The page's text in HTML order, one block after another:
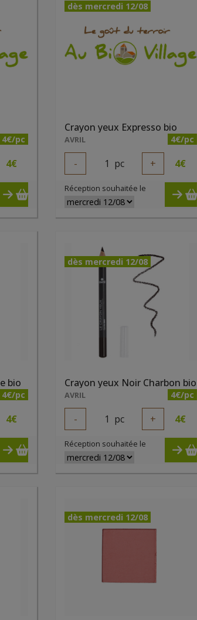
4€/pc
4€
dès mercredi 12/08
Crayon yeux Expresso bio
AVRIL 4€/pc
- 1 pc + 4€
Réception souhaitée le
bio
4€/pc
4€
dès mercredi 12/08
Crayon yeux Noir Charbon bio
AVRIL 4€/pc
- 1 pc + 4€
Réception souhaitée le
dès mercredi 12/08